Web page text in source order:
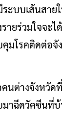
ะบบเส้นสา
ยร่วมใจจะ
โรคติดต่อจั
นต่างจังหวัด
าฉีดวัคซีนที่